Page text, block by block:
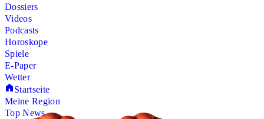
Dossiers
Videos
Podcasts
Horoskope
Spiele
E-Paper
Wetter
Startseite
Meine Region
Top News